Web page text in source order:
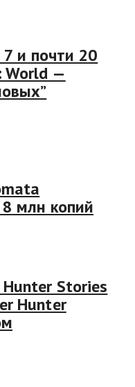
и почти 20
World —
млн копий
Stories
Hunter